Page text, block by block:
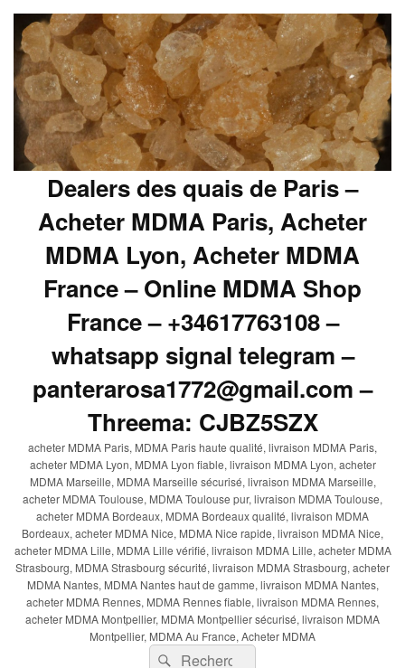
Dealers des quais de Paris –
Acheter MDMA Paris, Acheter
MDMA Lyon, Acheter MDMA
France – Online MDMA Shop
France – +34617763108 –
whatsapp signal telegram –
panterarosa1772@gmail.com –
Threema: CJBZ5SZX
acheter MDMA Paris, MDMA Paris haute qualité, livraison MDMA Paris,
acheter MDMA Lyon, MDMA Lyon fiable, livraison MDMA Lyon, acheter
MDMA Marseille, MDMA Marseille sécurisé, livraison MDMA Marseille,
acheter MDMA Toulouse, MDMA Toulouse pur, livraison MDMA Toulouse,
acheter MDMA Bordeaux, MDMA Bordeaux qualité, livraison MDMA
Bordeaux, acheter MDMA Nice, MDMA Nice rapide, livraison MDMA Nice,
acheter MDMA Lille, MDMA Lille vérifié, livraison MDMA Lille, acheter MDMA
Strasbourg, MDMA Strasbourg sécurité, livraison MDMA Strasbourg, acheter
MDMA Nantes, MDMA Nantes haut de gamme, livraison MDMA Nantes,
acheter MDMA Rennes, MDMA Rennes fiable, livraison MDMA Rennes,
acheter MDMA Montpellier, MDMA Montpellier sécurisé, livraison MDMA
Montpellier, MDMA Au France, Acheter MDMA
Recherche :
Rechercher